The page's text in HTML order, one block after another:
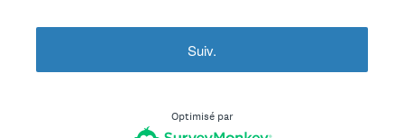
Suiv.
Optimisé par